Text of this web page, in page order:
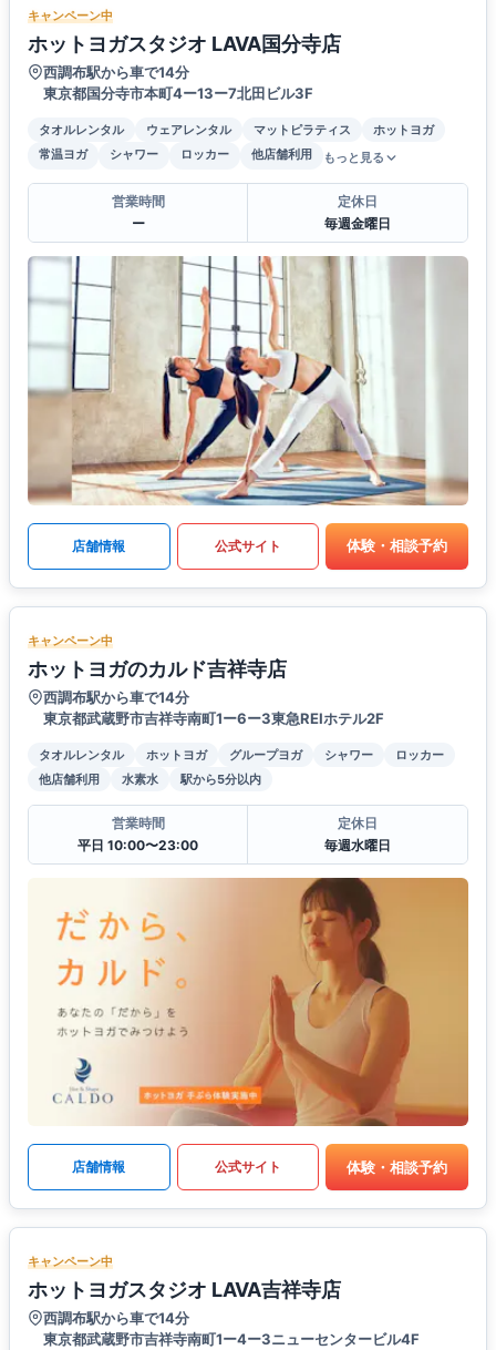
キャンペーン中
ホットヨガスタジオ LAVA国分寺店
西調布駅から車で14分
東京都国分寺市本町4ー13ー7北田ビル3F
タオルレンタル ウェアレンタル マットピラティス
ホットヨガ
常温ヨガ
シャワー ロッカー 他店舗利用 もっと見る
営業時間
ー
定休日
毎週金曜日
店舗情報 公式サイト 体験・相談予約
キャンペーン中
ホットヨガのカルド吉祥寺店
西調布駅から車で14分
東京都武蔵野市吉祥寺南町1ー6ー3東急REIホテル2F
タオルレンタル ホットヨガ グループヨガ シャワー
ロッカー
他店舗利用
水素水 駅から5分以内
営業時間
平日 10:00〜23:00
定休日
毎週水曜日
店舗情報 公式サイト 体験・相談予約
キャンペーン中
ホットヨガスタジオ LAVA吉祥寺店
西調布駅から車で14分
東京都武蔵野市吉祥寺南町1ー4ー3ニューセンタービル4F